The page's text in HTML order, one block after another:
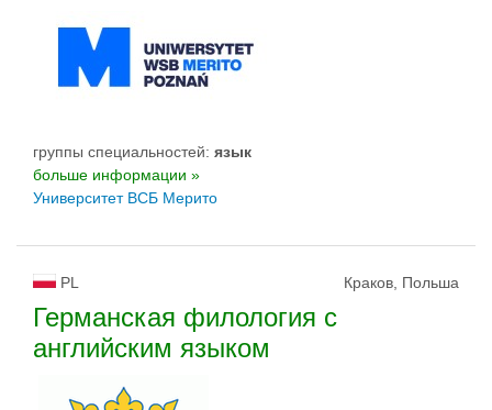
группы специальностей: язык
больше информации »
Университет ВСБ Мерито
PL Краков, Польша
Германская филология с
английским языком